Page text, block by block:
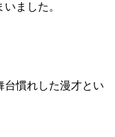
ました。
台慣れした漫才とい